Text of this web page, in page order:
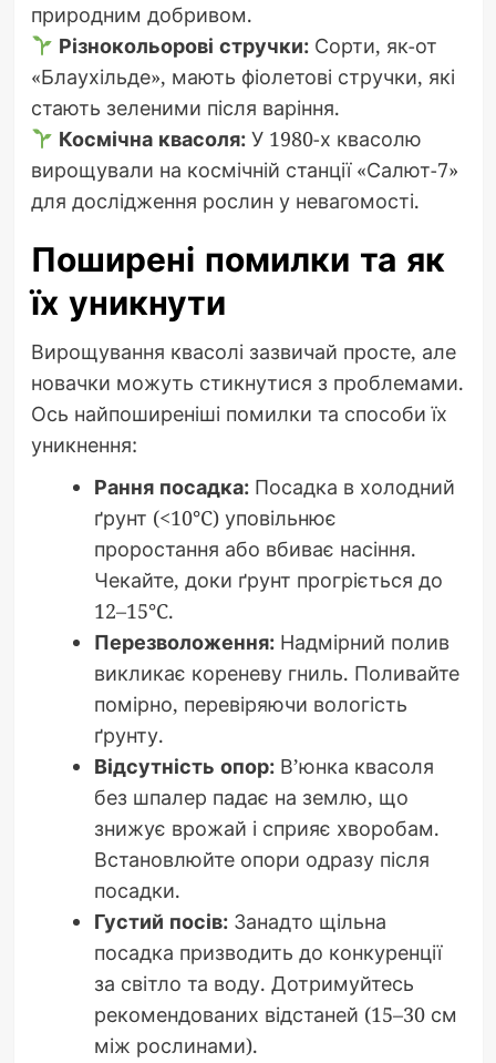
природним добривом.
Різнокольорові стручки: Сорти, як-от
«Блаухільде», мають фіолетові стручки, які
стають зеленими після варіння.
Космічна квасоля: У 1980-х квасолю
вирощували на космічній станції «Салют-7»
для дослідження рослин у невагомості.
Поширені помилки та як
їх уникнути
Вирощування квасолі зазвичай просте, але
новачки можуть стикнутися з проблемами.
Ось найпоширеніші помилки та способи їх
уникнення:
Рання посадка:Посадка в холодний
ґрунт (<10°C) уповільнює
проростання або вбиває насіння.
Чекайте, доки ґрунт прогріється до
12–15°C.
Перезволоження:Надмірний полив
викликає кореневу гниль. Поливайте
помірно, перевіряючи вологість
ґрунту.
Відсутність опор:В’юнка квасоля
без шпалер падає на землю, що
знижує врожай і сприяє хворобам.
Встановлюйте опори одразу після
посадки.
Густий посів:Занадто щільна
посадка призводить до конкуренції
за світло та воду. Дотримуйтесь
рекомендованих відстаней (15–30 см
між рослинами).